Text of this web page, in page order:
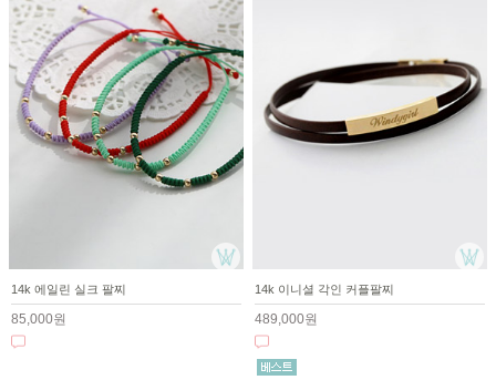
14k 에일린 실크 팔찌
85,000원
14k 이니셜 각인 커플팔찌
489,000원